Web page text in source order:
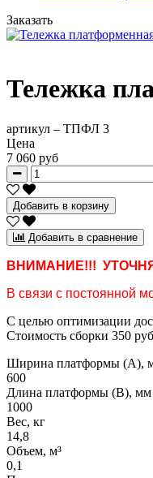
Заказать
Тележка
артикул – ТПФЛ 3
Цена
7 060 руб
Добавить в корзину
Добавить в сравнение
ВНИМАНИЕ!!!
В связи с постоянной
С целью оптимизации
Стоимость сборки 350
Ширина платформы (А),
600
Длина платформы (В), мм
1000
Вес, кг
14,8
Объем, м³
0,1